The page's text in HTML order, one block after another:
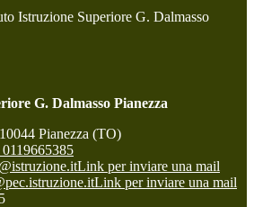
Istruzione Superiore G. Dalmasso
G. Dalmasso Pianezza
Pianezza (TO)
Link per inviare una mail
Link per inviare una mail